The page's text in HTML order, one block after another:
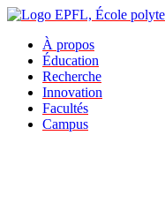
À propos
Éducation
Recherche
Innovation
Facultés
Campus